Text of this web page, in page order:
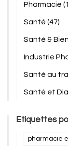
Pharmacie
Santé (47)
Santé &
Industrie
Santé au
Santé et
Etiquettes
pharmacie